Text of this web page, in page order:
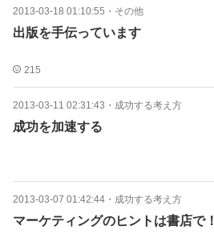
2013-03-18 01:10:55 ・ その他
出版を手伝っています
215
2013-03-11 02:31:43 ・ 成功する考え方
成功を加速する
2013-03-07 01:42:44 ・ 成功する考え方
マーケティングのヒントは書店で！